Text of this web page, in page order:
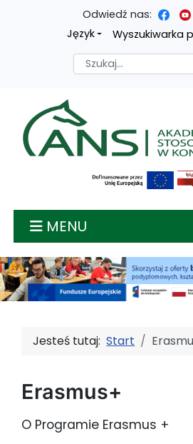
Przejdź
treści
głównej
Przejdź
menu
nawigacyjnego
Przejdź
wyszukiwarki
Przejdź
mapy
strony
Odwiedź nas:
Język
Wyszukiwarka
Szukaj
Akademia
MENU
Jesteś tutaj:Start
Erasmus+
O Programie Erasmus +